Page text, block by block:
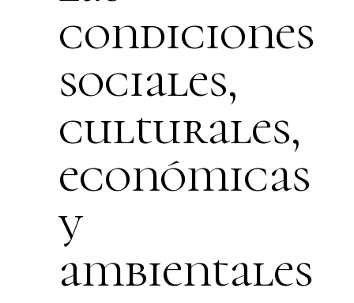
condiciones
sociales,
culturales,
económicas
y
ambientales